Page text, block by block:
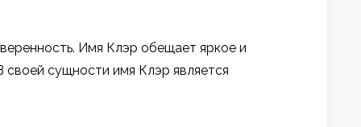
Имя Клэр обещает яркое и
сущности имя Клэр является